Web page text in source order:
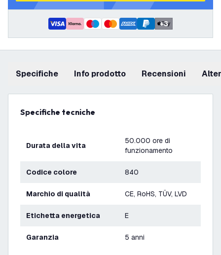
+3
Specifiche info prodotto recensioni
Specifiche tecniche
Durata della vita
50.000 ore di
funzionamento
Codice colore 840
Marchio di qualità CE, RoHS, TÜV, LVD
Etichetta energetica E
Garanzia 5 anni